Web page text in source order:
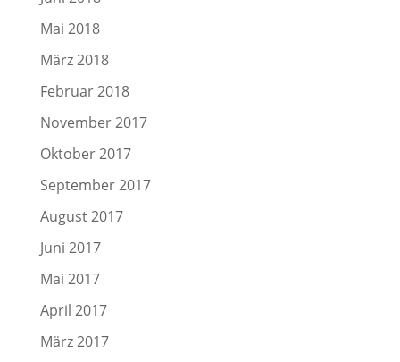
Mai 2018
März 2018
Februar 2018
November 2017
Oktober 2017
September 2017
August 2017
Juni 2017
Mai 2017
April 2017
März 2017